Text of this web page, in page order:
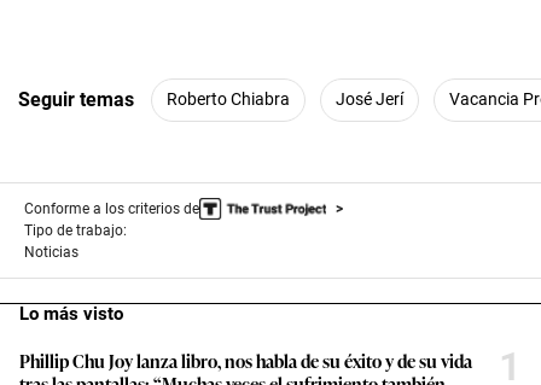
Seguir temas Roberto Chiabra José Jerí Vacancia
Conforme a los criterios de
Tipo de trabajo:
Noticias
Lo más visto
Phillip Chu Joy lanza libro, nos habla de su éxito y de su vida
1